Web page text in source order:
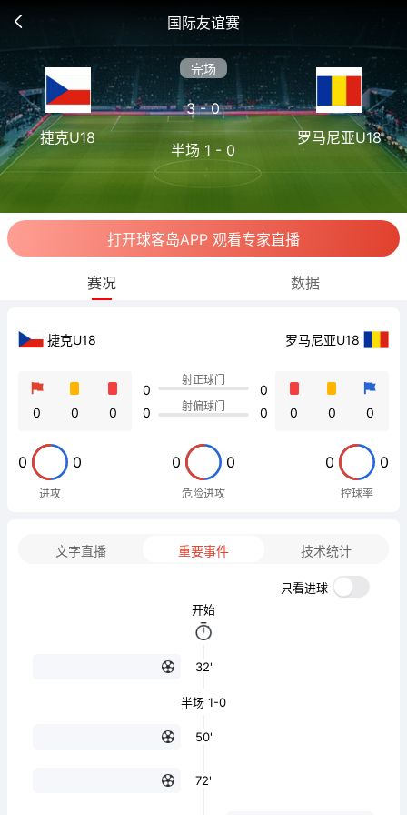
国际友谊赛
捷克U18
完场
3 - 0
半场 1 - 0
罗马尼亚U18
打开球客岛APP 观看专家直播
赛况 数据
捷克U18 罗马尼亚U18
0 0 0
0
0
射正球门
射偏球门
0
0
0 0 0
0 0
进攻
0 0
危险进攻
0 0
控球率
文字直播 重要事件 技术统计
只看进球
开始
32'
半场 1-0
50'
72'